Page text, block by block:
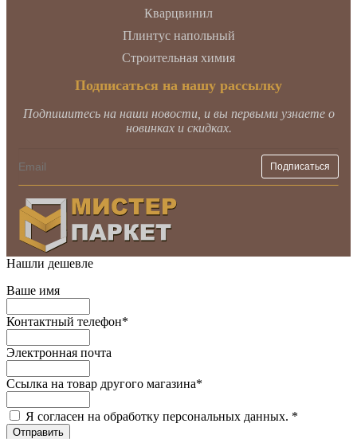
Кварцвинил
Плинтус напольный
Строительная химия
Подписаться на нашу рассылку
Подпишитесь на наши новости, и вы первыми узнаете о
новинках и скидках.
Нашли дешевле
Ваше имя
Контактный телефон*
Электронная почта
Ссылка на товар другого магазина*
Я согласен на обработку персональных данных. *